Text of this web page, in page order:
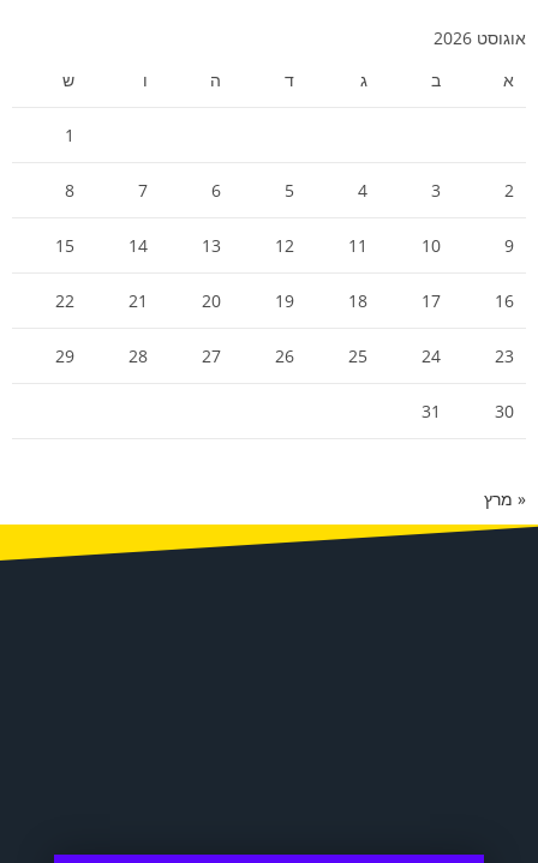
אוגוסט 2026
א
ב ג ד ה ו ש
1
2
3
4
5
6
7
8
9
10
11
12
13
14
15
16
17
18
19
20
21
22
23
24
25
26
27
28
29
30
31
« מרץ